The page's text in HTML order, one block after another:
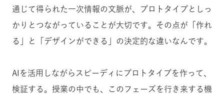
通じて得られた一次情報の文脈が、プロトタイプとしっ
かりとつながっていることが大切です。その点が「作れ
る」と「デザインができる」の決定的な違いなんです。
AIを活用しながらスピーディにプロトタイプを作って、
検証する。授業の中でも、このフェーズを行き来する機